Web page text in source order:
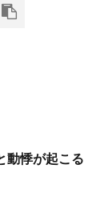
動悸が起こる